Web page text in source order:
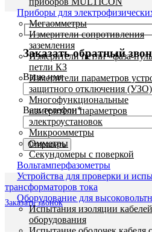
Заказать обратный
Ваше имя
Ваш телефон*
Заказать звонок
Приборы для
Мегаомметры
Измерители сопротивления
заземления
Измерители петли «фаза-
петли КЗ
Измерители параметров
защитного отключения (УЗО)
Многофункциональные
измерители параметров
электроустановок
Микроомметры
Омметры
Секундомеры с поверкой
Вольтамперфазометры
Устройства для проверки и
трансформаторов тока
Оборудование для
Испытания изоляции
оборудования